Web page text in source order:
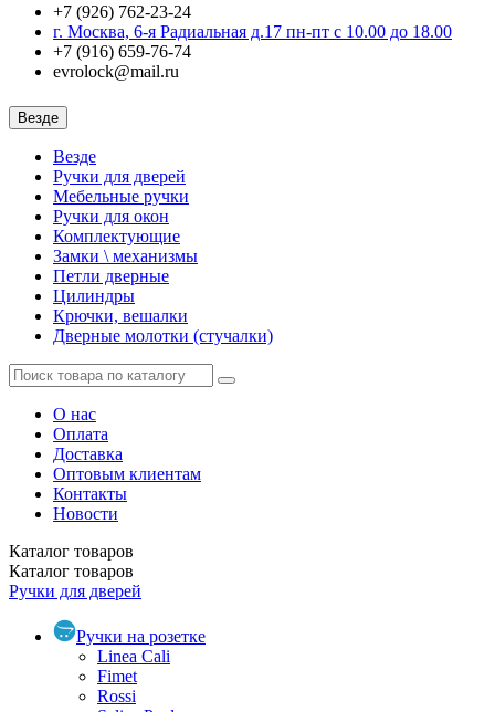
+7 (926) 762-23-24
г. Москва, 6-я Радиальная д.17 пн-пт с 10.00 до 18.00
+7 (916) 659-76-74
evrolock@mail.ru
Везде
Везде
Ручки для дверей
Мебельные ручки
Ручки для окон
Комплектующие
Замки \ механизмы
Петли дверные
Цилиндры
Крючки, вешалки
Дверные молотки (стучалки)
О нас
Оплата
Доставка
Оптовым клиентам
Контакты
Новости
Каталог товаров
Каталог товаров
Ручки для дверей
Ручки на розетке
Linea Cali
Fimet
Rossi